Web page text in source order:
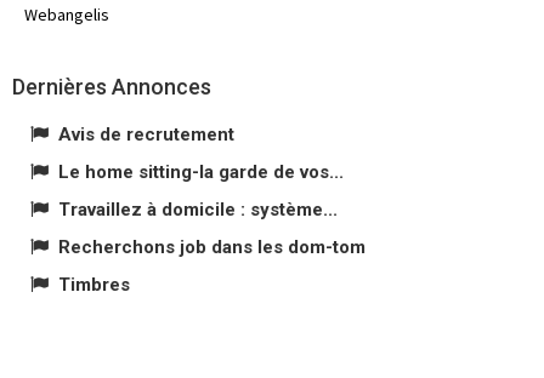
Webangelis
Dernières Annonces
Avis de recrutement
Le home sitting-la garde de vos...
Travaillez à domicile : système...
Recherchons job dans les dom-tom
Timbres